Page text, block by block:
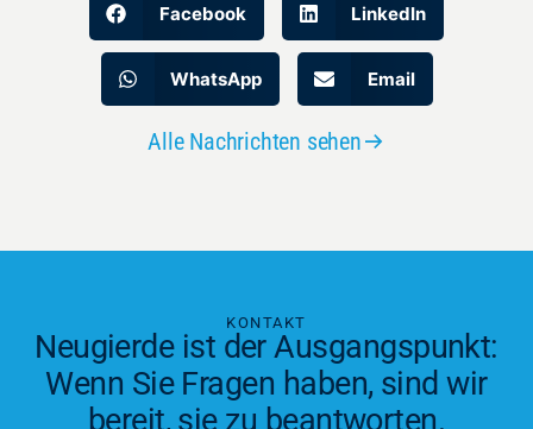
Facebook LinkedIn
WhatsApp Email
Alle Nachrichten sehen
KONTAKT
Neugierde ist der Ausgangspunkt:
Wenn Sie Fragen haben, sind wir
bereit, sie zu beantworten.